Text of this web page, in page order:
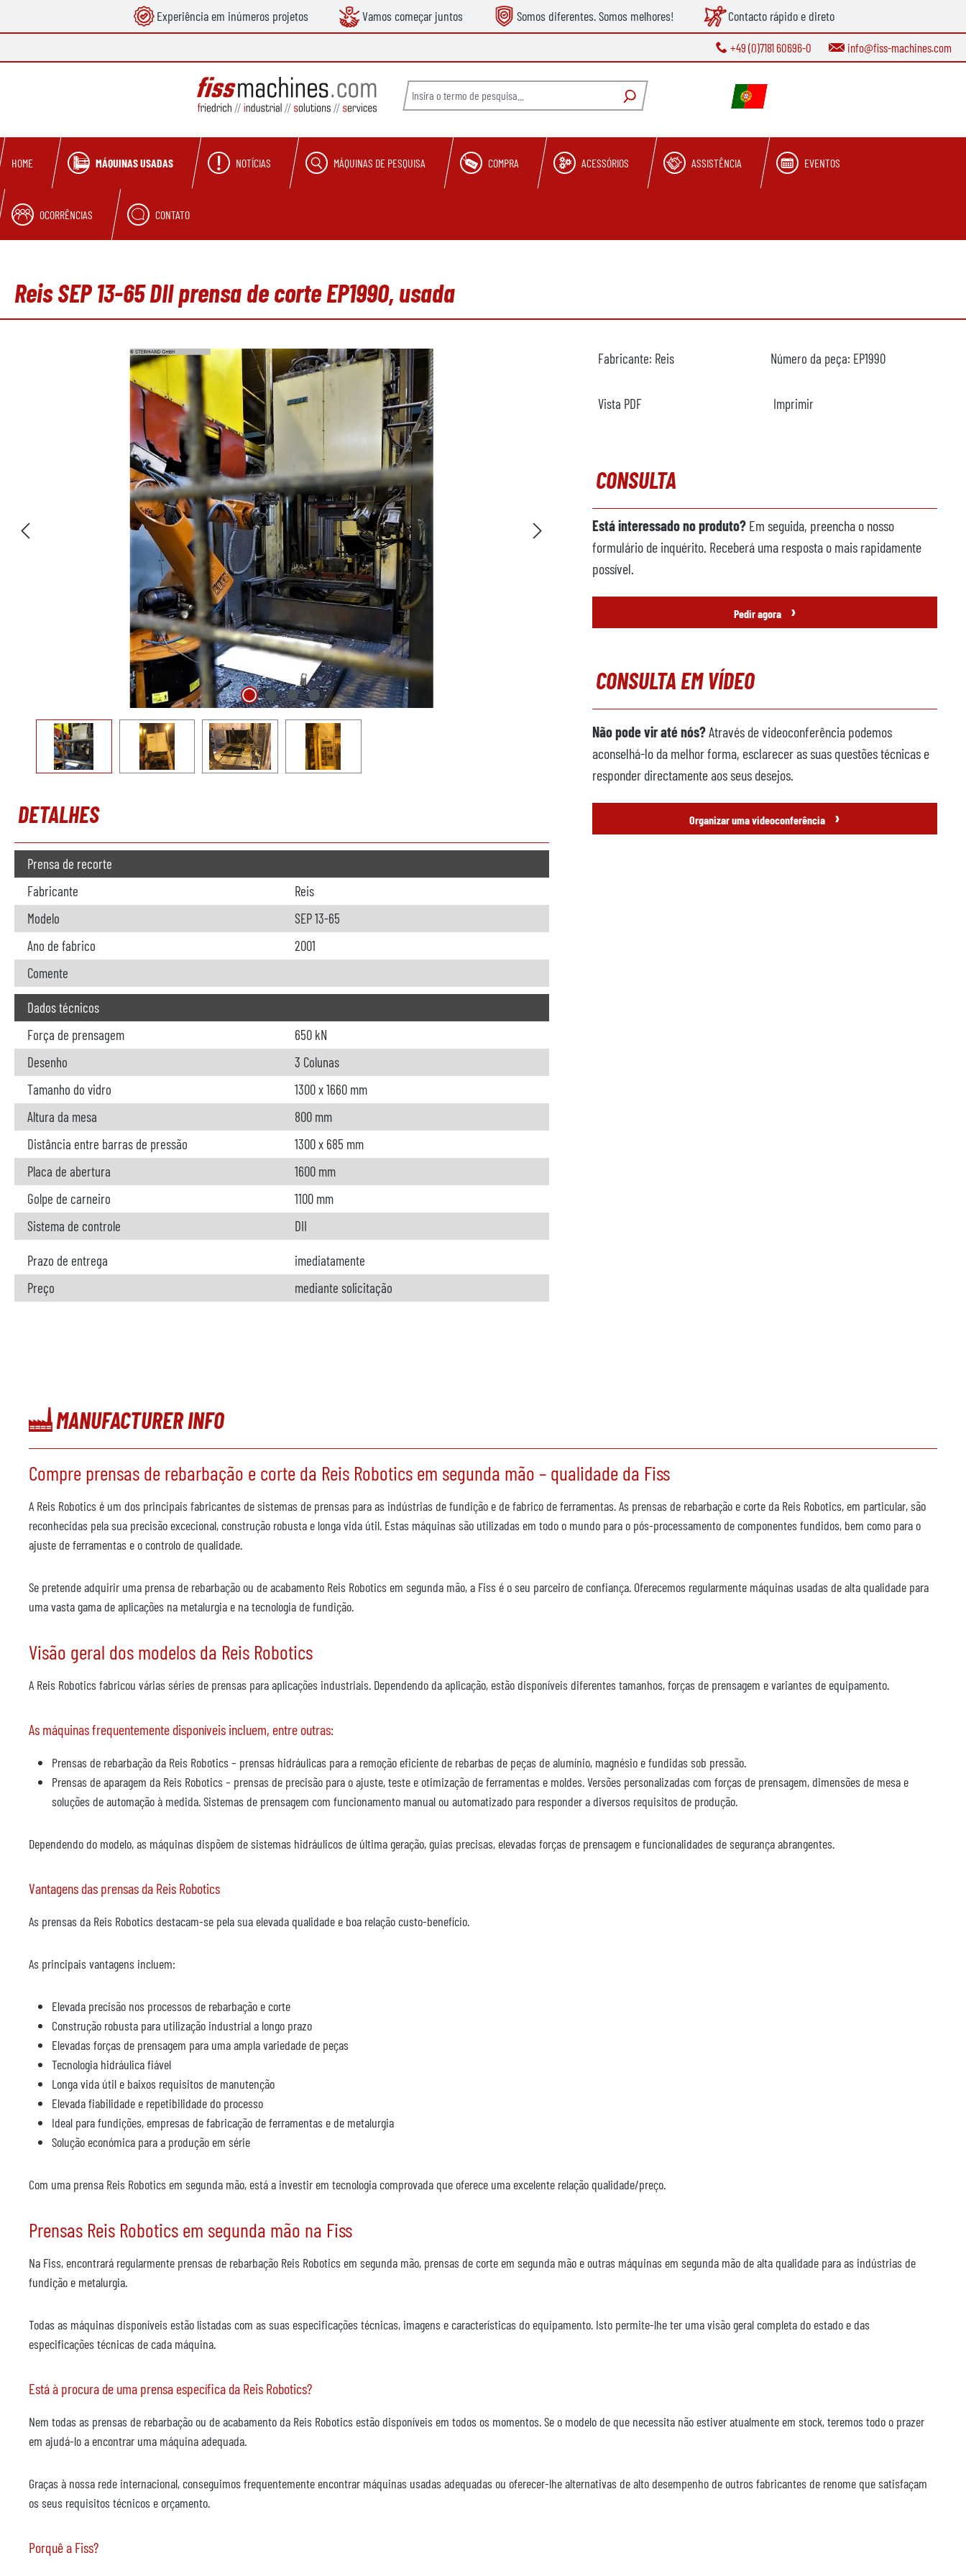
Saltar para a navegação principalExperiência em inúmeros projetos Vamos começar juntos Somos diferentes. Somos melhores! Contacto rápido e direto
+49 (0)7181 60696-0 info@fiss-machines.com
HOME MÁQUINAS USADAS NOTÍCIAS MÁQUINAS DE PESQUISA COMPRA ACESSÓRIOS ASSISTÊNCIA EVENTOS
OCORRÊNCIAS CONTATO
Reis SEP 13-65 DII prensa de corte EP1990, usada
Ignorar galeria de imagens
DETALHES
Prensa de recorte
Fabricante
Reis
Modelo
SEP 13-65
Ano de fabrico
2001
Comente
Dados técnicos
Força de prensagem
650 kN
Desenho
3 Colunas
Tamanho do vidro
1300 x 1660 mm
Altura da mesa
800 mm
Distância entre barras de pressão
1300 x 685 mm
Placa de abertura
1600 mm
Golpe de carneiro
1100 mm
Sistema de controle
DII
Prazo de entrega
imediatamente
Preço
mediante solicitação
Fabricante: Reis Número da peça: EP1990
Vista PDF Imprimir
CONSULTA
Está interessado no produto? Em seguida, preencha o nosso
formulário de inquérito. Receberá uma resposta o mais rapidamente
possível.
Pedir agora ›
CONSULTA EM VÍDEO
Não pode vir até nós?Através de videoconferência podemos
aconselhá-lo da melhor forma, esclarecer as suas questões técnicas e
responder directamente aos seus desejos.
Organizar uma videoconferência ›
MANUFACTURER INFO
Compre prensas de rebarbação e corte da Reis Robotics em segunda mão – qualidade da Fiss
A Reis Robotics é um dos principais fabricantes de sistemas de prensas para as indústrias de fundição e de fabrico de ferramentas. As prensas de rebarbação e corte da Reis Robotics, em particular, são
reconhecidas pela sua precisão excecional, construção robusta e longa vida útil. Estas máquinas são utilizadas em todo o mundo para o pós-processamento de componentes fundidos, bem como para o
ajuste de ferramentas e o controlo de qualidade.
Se pretende adquirir uma prensa de rebarbação ou de acabamento Reis Robotics em segunda mão, a Fiss é o seu parceiro de confiança. Oferecemos regularmente máquinas usadas de alta qualidade para
uma vasta gama de aplicações na metalurgia e na tecnologia de fundição.
Visão geral dos modelos da Reis Robotics
A Reis Robotics fabricou várias séries de prensas para aplicações industriais. Dependendo da aplicação, estão disponíveis diferentes tamanhos, forças de prensagem e variantes de equipamento.
As máquinas frequentemente disponíveis incluem, entre outras:
Prensas de rebarbação da Reis Robotics – prensas hidráulicas para a remoção eficiente de rebarbas de peças de alumínio, magnésio e fundidas sob pressão.
Prensas de aparagem da Reis Robotics – prensas de precisão para o ajuste, teste e otimização de ferramentas e moldes. Versões personalizadas com forças de prensagem, dimensões de mesa e
soluções de automação à medida. Sistemas de prensagem com funcionamento manual ou automatizado para responder a diversos requisitos de produção.
Dependendo do modelo, as máquinas dispõem de sistemas hidráulicos de última geração, guias precisas, elevadas forças de prensagem e funcionalidades de segurança abrangentes.
Vantagens das prensas da Reis Robotics
As prensas da Reis Robotics destacam-se pela sua elevada qualidade e boa relação custo-benefício.
As principais vantagens incluem:
Elevada precisão nos processos de rebarbação e corte
Construção robusta para utilização industrial a longo prazo
Elevadas forças de prensagem para uma ampla variedade de peças
Tecnologia hidráulica fiável
Longa vida útil e baixos requisitos de manutenção
Elevada fiabilidade e repetibilidade do processo
Ideal para fundições, empresas de fabricação de ferramentas e de metalurgia
Solução económica para a produção em série
Com uma prensa Reis Robotics em segunda mão, está a investir em tecnologia comprovada que oferece uma excelente relação qualidade/preço.
Prensas Reis Robotics em segunda mão na Fiss
Na Fiss, encontrará regularmente prensas de rebarbação Reis Robotics em segunda mão, prensas de corte em segunda mão e outras máquinas em segunda mão de alta qualidade para as indústrias de
fundição e metalurgia.
Todas as máquinas disponíveis estão listadas com as suas especificações técnicas, imagens e características do equipamento. Isto permite-lhe ter uma visão geral completa do estado e das
especificações técnicas de cada máquina.
Está à procura de uma prensa específica da Reis Robotics?
Nem todas as prensas de rebarbação ou de acabamento da Reis Robotics estão disponíveis em todos os momentos. Se o modelo de que necessita não estiver atualmente em stock, teremos todo o prazer
em ajudá-lo a encontrar uma máquina adequada.
Graças à nossa rede internacional, conseguimos frequentemente encontrar máquinas usadas adequadas ou oferecer-lhe alternativas de alto desempenho de outros fabricantes de renome que satisfaçam
os seus requisitos técnicos e orçamento.
Porquê a Fiss?